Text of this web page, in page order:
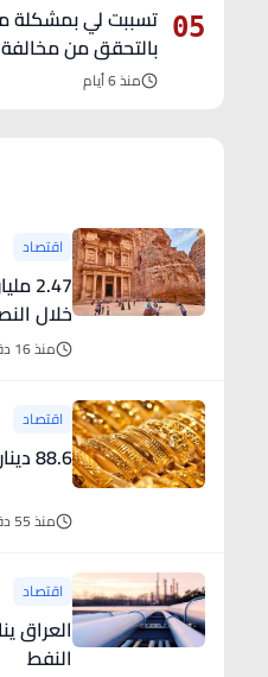
05
بالتحقق من
منذ 6 أيام
اقتصاد
خلال
منذ 16 دقيقة
اقتصاد
88.6 دينار سعر الذهب عيار 21
منذ 55 دقيقة
اقتصاد
العراق
النفط